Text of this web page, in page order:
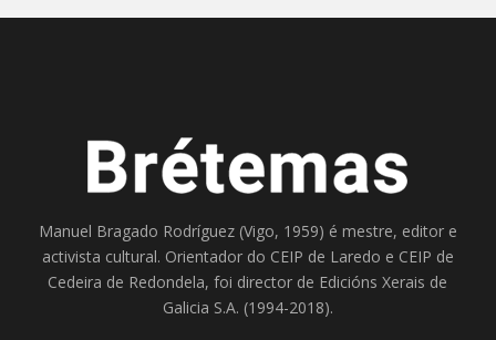
Manuel Bragado Rodríguez (Vigo, 1959) é mestre, editor e
activista cultural. Orientador do CEIP de Laredo e CEIP de
Cedeira de Redondela, foi director de Edicións Xerais de
Galicia S.A. (1994-2018).